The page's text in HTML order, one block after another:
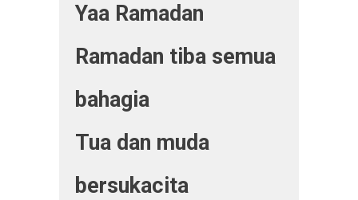
Yaa Ramadan
Ramadan tiba semua
bahagia
Tua dan muda
bersukacita